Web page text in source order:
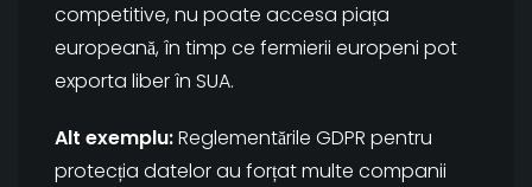
competitive, nu poate accesa piața
europeană, în timp ce fermierii europeni pot
exporta liber în SUA.
Alt exemplu:Reglementările GDPR pentru
protecția datelor au forțat multe companii